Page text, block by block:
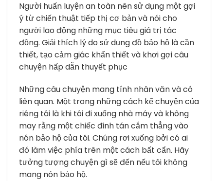
Người huấn luyện an toàn nên sử dụng một gợi
ý từ chiến thuật tiếp thị cơ bản và nói cho
người lao động những mục tiêu giá trị tác
động. Giải thích lý do sử dụng đồ bảo hộ là cần
thiết, tạo cảm giác khẩn thiết và khơi gợi câu
chuyện hấp dẫn thuyết phục
Những câu chuyện mang tính nhân văn và có
liên quan. Một trong những cách kể chuyện của
riêng tôi là khi tôi đi xuống nhà máy và không
may rằng một chiếc đinh tán cắm thẳng vào
nón bảo hộ của tôi. Chúng rơi xuống bởi có ai
đó làm việc phía trên một cách bất cẩn. Hãy
tưởng tượng chuyện gì sẽ đến nếu tôi không
mang nón bảo hộ.